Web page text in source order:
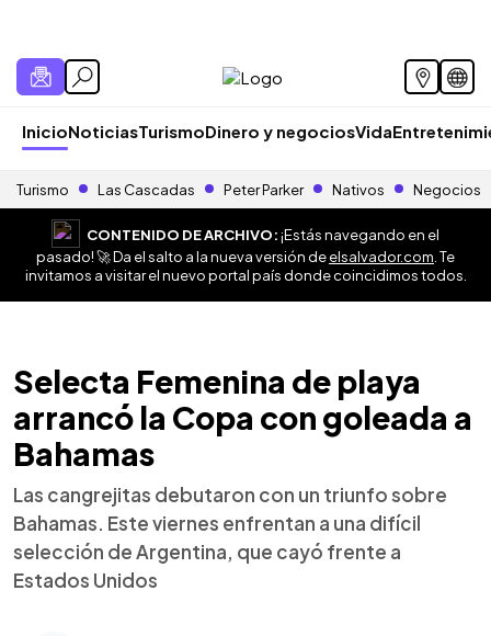
InicioNoticiasTurismoDinero y negociosVida
Turismo Las Cascadas Peter Parker Nativos Negocios
CONTENIDO DE ARCHIVO:¡Estás navegando en el
pasado! 🚀 Da el salto a la nueva versión deelsalvador.com . Te
invitamos a visitar el nuevo portal país donde coincidimos todos.
Selecta Femenina de playa
arrancó la Copa con goleada a
Bahamas
Las cangrejitas debutaron con un triunfo sobre
Bahamas. Este viernes enfrentan a una difícil
selección de Argentina, que cayó frente a
Estados Unidos